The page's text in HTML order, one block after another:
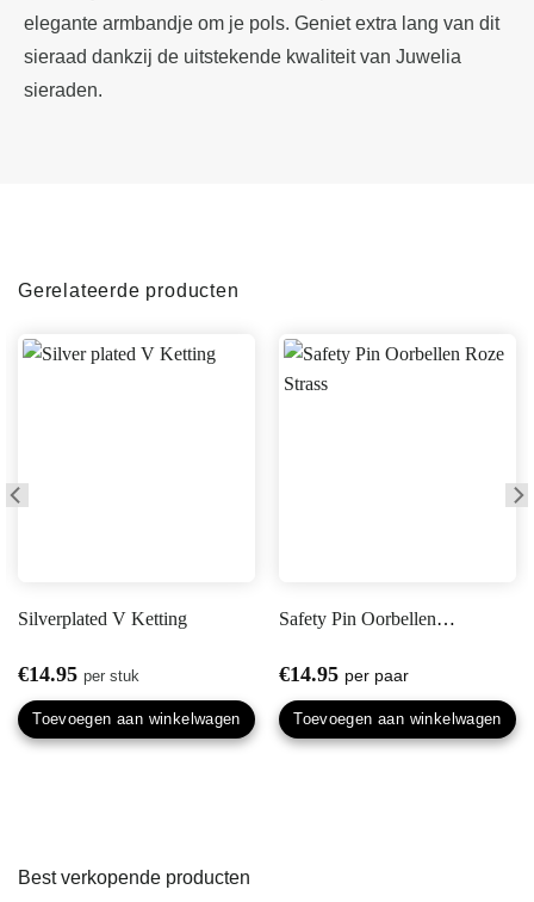
elegante armbandje om je pols. Geniet extra lang van dit
sieraad dankzij de uitstekende kwaliteit van Juwelia
sieraden.
Gerelateerde producten
Silverplated V Ketting
€14.95 per stuk
Toevoegen aan winkelwagen
Safety Pin Oorbellen Roze Strass
€14.95
Toevoegen aan winkelwagen
Best verkopende producten